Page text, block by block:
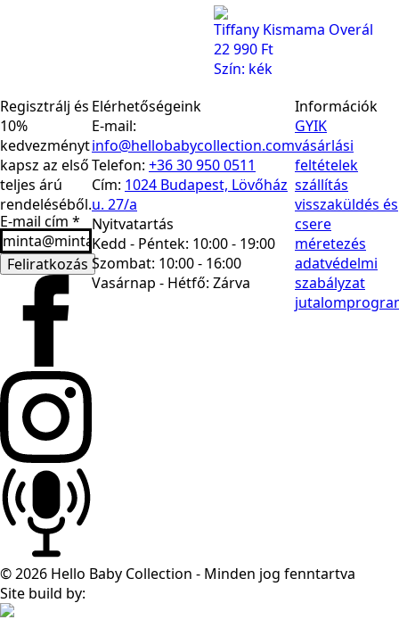
Tiffany Kismama Overál
22 990 Ft
Szín: kék
Regisztrálj és
10%
kedvezményt
kapsz az első
teljes árú
rendeléséből.
E-mail cím *
Feliratkozás
Elérhetőségeink
E-mail:
info@hellobabycollection.com
Telefon: +36 30 950 0511
Cím: 1024 Budapest, Lövőház
u. 27/a
Nyitvatartás
Kedd - Péntek: 10:00 - 19:00
Szombat: 10:00 - 16:00
Vasárnap - Hétfő: Zárva
Információk
GYIK
vásárlási
feltételek
szállítás
visszaküldés és
csere
méretezés
adatvédelmi
szabályzat
© 2026 Hello Baby Collection - Minden jog fenntartva
Site build by: